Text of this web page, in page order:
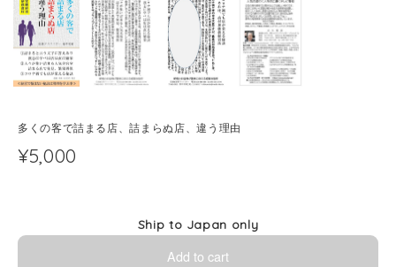
多くの客で詰まる店、詰まらぬ店、違う理由
¥5,000
Ship to Japan only
Add to cart